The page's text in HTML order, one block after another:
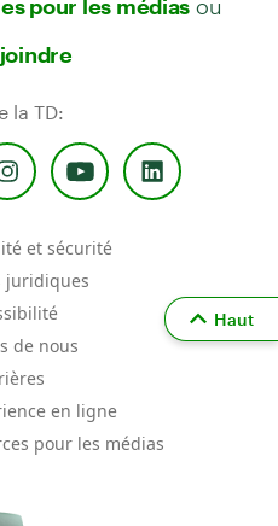
pour les médias
la TD:
et sécurité
juridiques
de nous
en ligne
pour les médias
Haut